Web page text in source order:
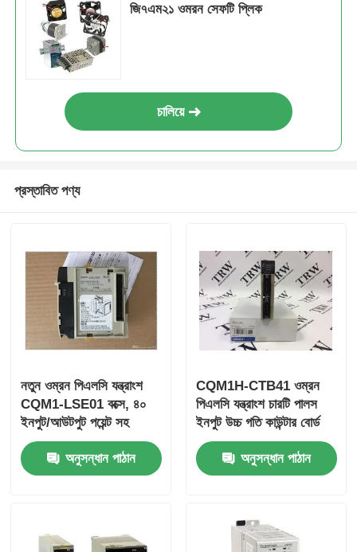
উদ্ধৃতির জন্য আবেদন
সিমেন্স পিএলসি অংশ
হিমা সেফটি পিএলসি
ফক্সবোরো পিএলসি
আইসিএস ট্রিপলেক্স পিএলসি
উডওয়ার্ড পিএলসি
জিই ফ্যানুক মডিউল
জি৭এম২১ ওমরন সেফটি প্লিক
চালিয়ে
প্রস্তাবিত পণ্য
নতুন ওম্রন পিএলসি যন্ত্রাংশ
CQM1-LSE01 বক্সে, ৪০
ইনপুট/আউটপুট পয়েন্ট সহ
অনুসন্ধান পাঠান
CQM1H-CTB41 ওম্রন
পিএলসি যন্ত্রাংশ চারটি পালস
ইনপুট উচ্চ গতি কাউন্টার বোর্ড
অভ্যন্তরীণ
অনুসন্ধান পাঠান